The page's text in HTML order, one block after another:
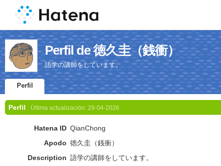
Perfil de 徳久圭（銭衝）
語学の講師をしています。
Perfil
Perfil Última actualización: 29-04-2026
Hatena ID QianChong
Apodo 徳久圭（銭衝）
Description 語学の講師をしています。